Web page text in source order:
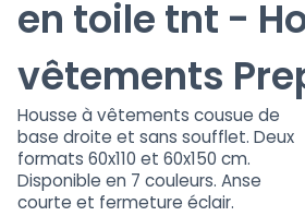
en toile tnt -
vêtements
Housse à vêtements cousue de
base droite et sans soufflet. Deux
formats 60x110 et 60x150 cm.
Disponible en 7 couleurs. Anse
courte et fermeture éclair.